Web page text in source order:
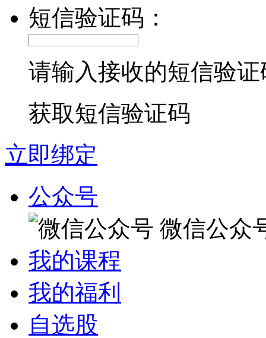
短信验证码：
请输入接收的短信验证
获取短信验证码
立即绑定
公众号
微信公众
我的课程
我的福利
自选股